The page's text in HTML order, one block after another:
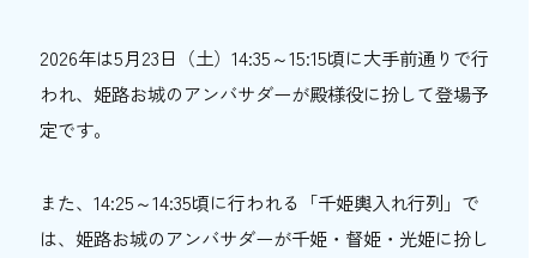
2026年は5月23日（土）14:35～15:15頃に大手前通りで行
われ、姫路お城のアンバサダーが殿様役に扮して登場予
定です。
また、14:25～14:35頃に行われる「千姫輿入れ行列」で
は、姫路お城のアンバサダーが千姫・督姫・光姫に扮し